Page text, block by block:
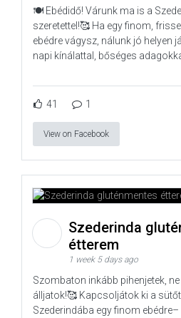
🍽️ Ebédidő! Várunk ma is a
szeretettel!🥰 Ha egy finom,
ebédre vágysz, nálunk jó helyen
napi kínálattal, bőséges
41 1
View on Facebook
Szederinda
étterem
1 week 5 days ago
Szombaton inkább pihenjetek,
álljatok!🥰 Kapcsoljátok ki a
Szederindába egy finom